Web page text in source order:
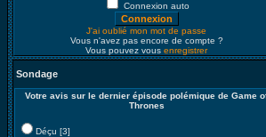
Connexion auto
J'ai oublié mon mot de passe
Vous n'avez pas encore de compte ?
Vous pouvez vous enregistrer
Sondage
Votre avis sur le dernier épisode polémique de Game
Thrones
Déçu [3]